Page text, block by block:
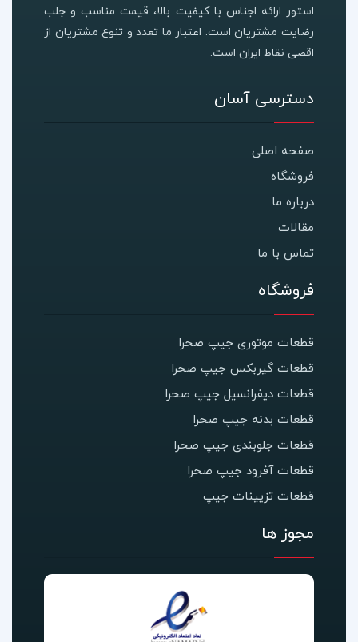
استور ارائه اجناس با کیفیت بالا، قیمت مناسب و جلب
رضایت مشتریان است. اعتبار ما تعدد و تنوع مشتریان از
اقصی نقاط ایران است.
دسترسی آسان
صفحه اصلی
فروشگاه
درباره ما
مقالات
تماس با ما
فروشگاه
قطعات موتوری جیپ صحرا
قطعات گیربکس جیپ صحرا
قطعات دیفرانسیل جیپ صحرا
قطعات بدنه جیپ صحرا
قطعات جلوبندی جیپ صحرا
قطعات آفرود جیپ صحرا
قطعات تزیینات جیپ
مجوز ها